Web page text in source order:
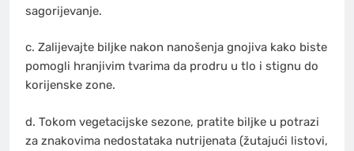
sagorijevanje.
c. Zalijevajte biljke nakon nanošenja gnojiva kako biste
pomogli hranjivim tvarima da prodru u tlo i stignu do
korijenske zone.
d. Tokom vegetacijske sezone, pratite biljke u potrazi
za znakovima nedostataka nutrijenata (žutajući listovi,